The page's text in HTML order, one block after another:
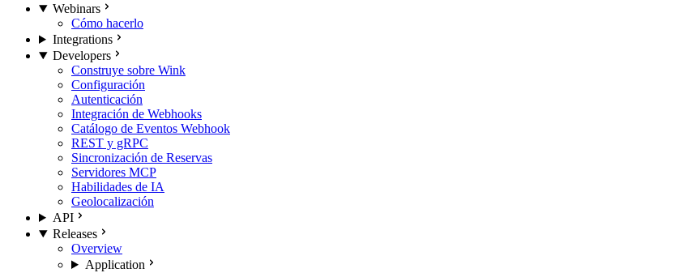
Webinars
Cómo hacerlo
Integrations
Developers
Construye sobre Wink
Configuración
Autenticación
Integración de Webhooks
Catálogo de Eventos Webhook
REST y gRPC
Sincronización de Reservas
Servidores MCP
Habilidades de IA
Geolocalización
API
Releases
Overview
Application